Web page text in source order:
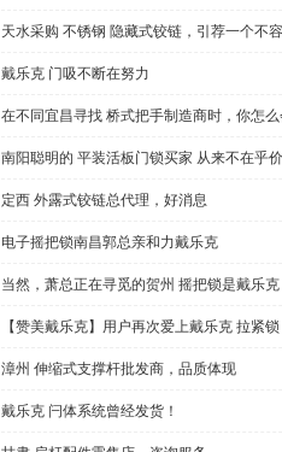
天水采购 不锈钢 隐藏式铰链，引荐一个不
戴乐克 门吸不断在努力
在不同宜昌寻找 桥式把手制造商时，你怎
南阳聪明的 平装活板门锁买家 从来不在乎
定西 外露式铰链总代理，好消息
电子摇把锁南昌郭总亲和力戴乐克
当然，萧总正在寻觅的贺州 摇把锁是戴乐克
【赞美戴乐克】用户再次爱上戴乐克 拉紧锁
漳州 伸缩式支撑杆批发商，品质体现
戴乐克 闩体系统曾经发货！